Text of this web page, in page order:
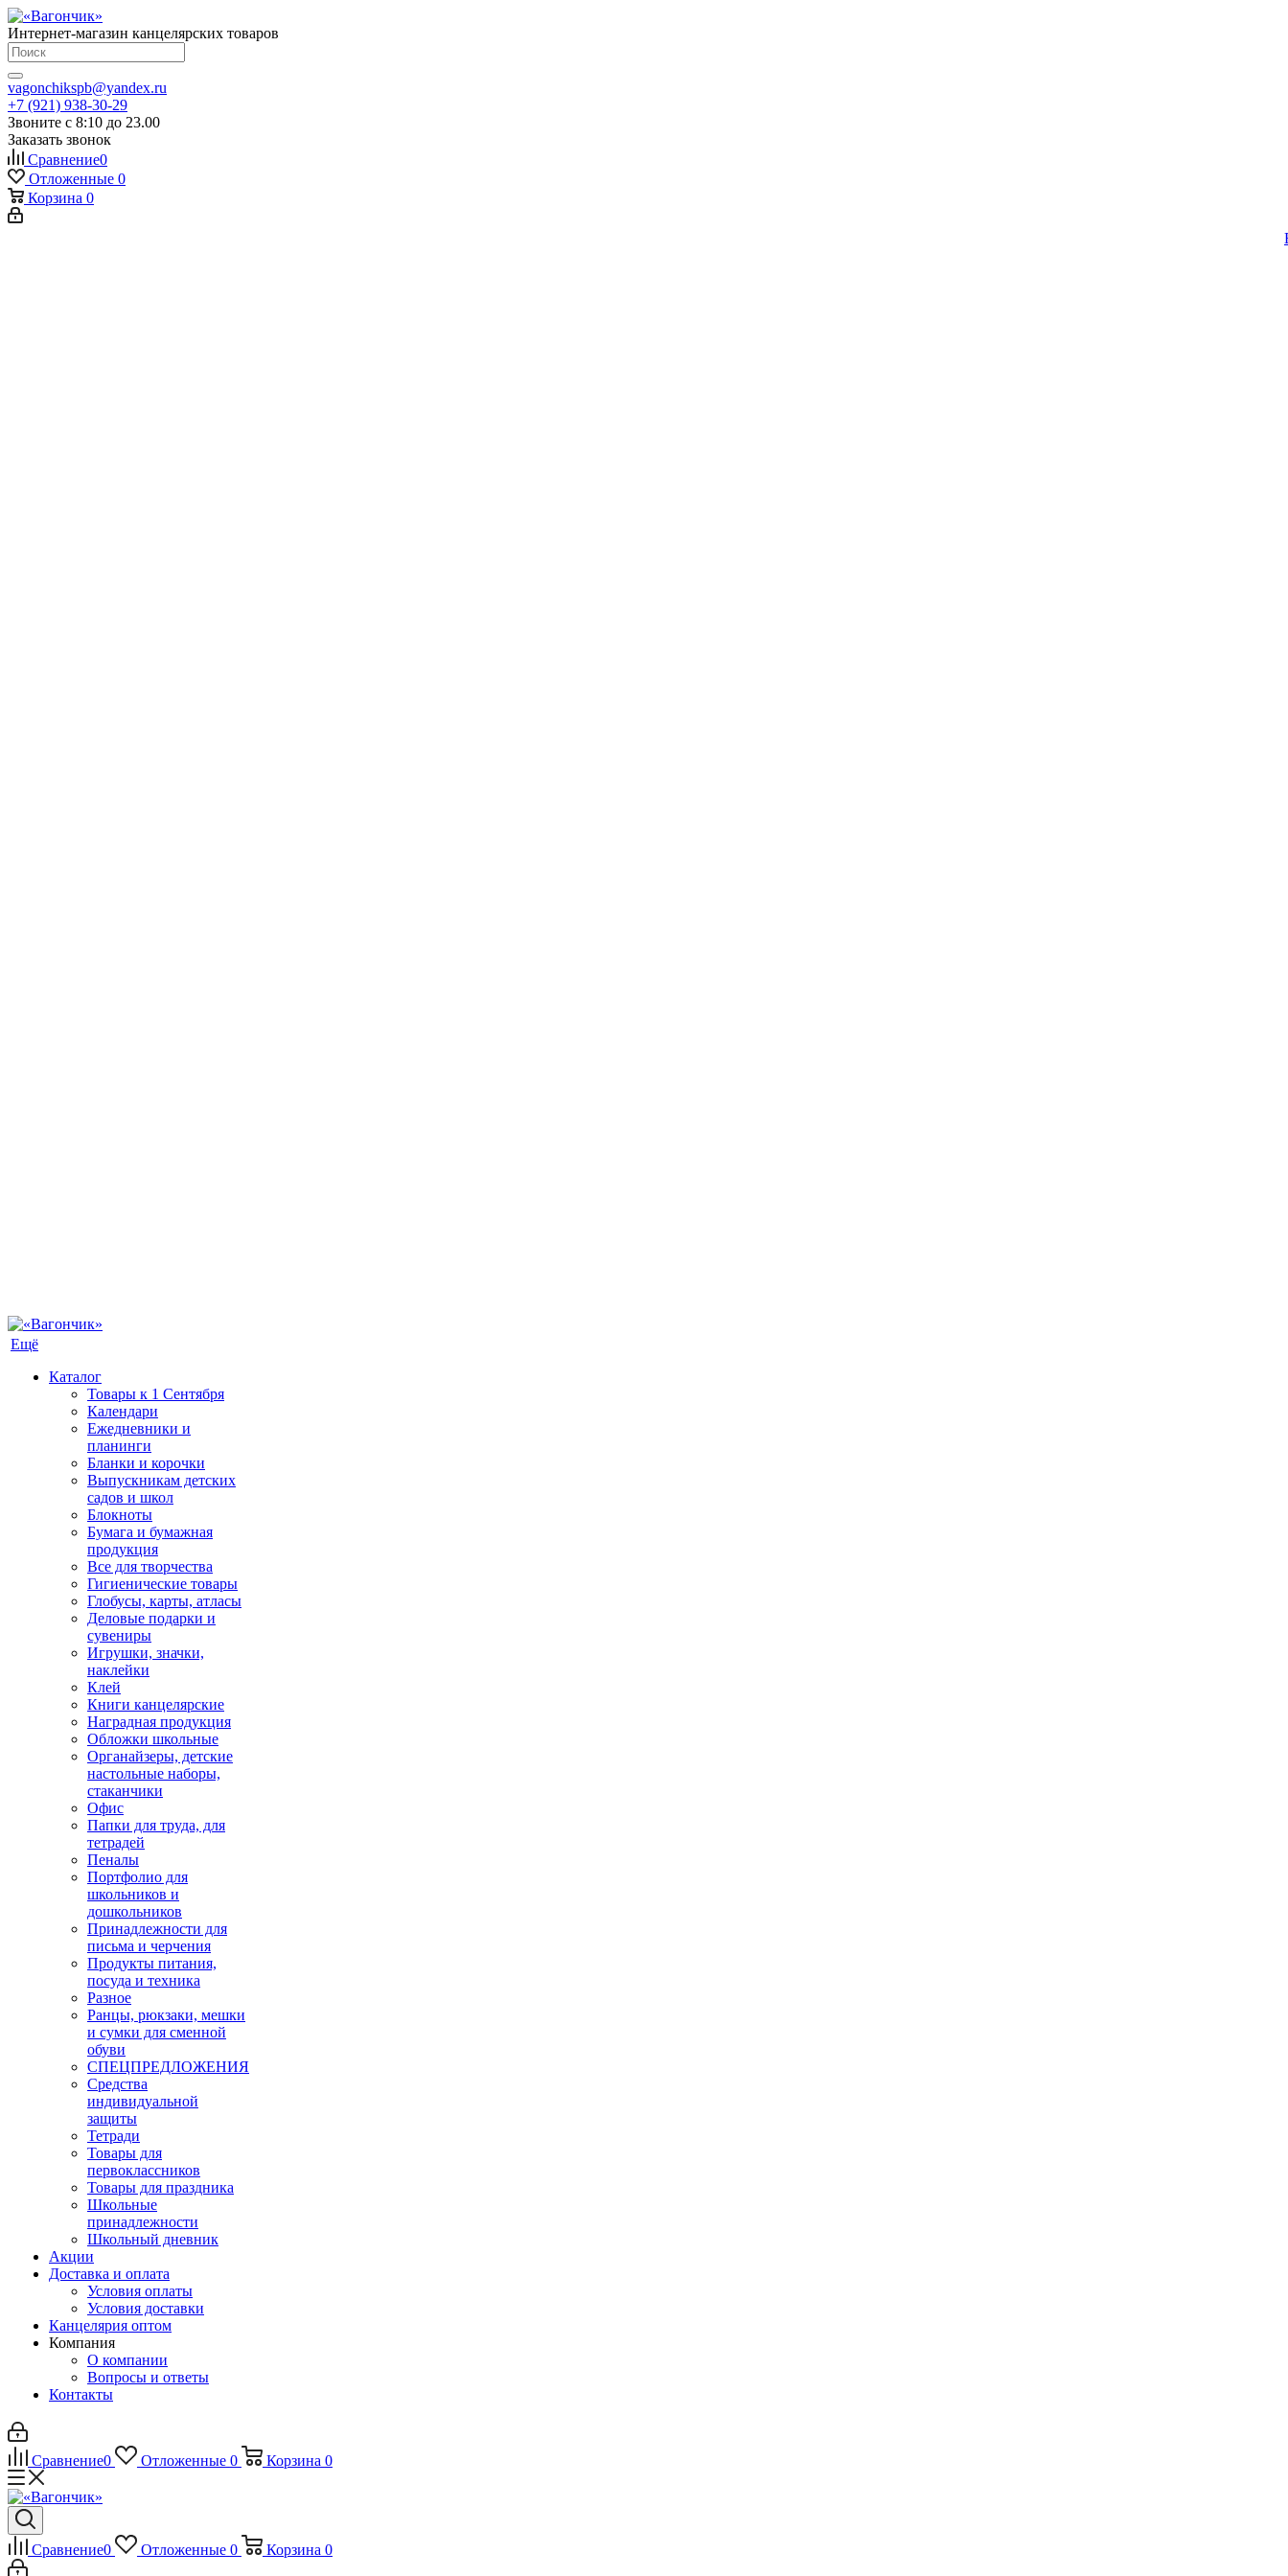
Интернет-магазин канцелярских товаров
vagonchikspb@yandex.ru
+7 (921) 938-30-29
Звоните с 8:10 до 23.00
Заказать звонок
Сравнение0
Отложенные 0
Корзина 0
Ещё
Каталог
Товары к 1 Сентября
Календари
Ежедневники и
планинги
Бланки и корочки
Выпускникам детских
садов и школ
Блокноты
Бумага и бумажная
продукция
Все для творчества
Гигиенические товары
Глобусы, карты, атласы
Деловые подарки и
сувениры
Игрушки, значки,
наклейки
Клей
Книги канцелярские
Наградная продукция
Обложки школьные
Органайзеры, детские
настольные наборы,
стаканчики
Офис
Папки для труда, для
тетрадей
Пеналы
Портфолио для
школьников и
дошкольников
Принадлежности для
письма и черчения
Продукты питания,
посуда и техника
Разное
Ранцы, рюкзаки, мешки
и сумки для сменной
обуви
СПЕЦПРЕДЛОЖЕНИЯ
Средства
индивидуальной
защиты
Тетради
Товары для
первоклассников
Товары для праздника
Школьные
принадлежности
Школьный дневник
Акции
Доставка и оплата
Условия оплаты
Условия доставки
Канцелярия оптом
Компания
О компании
Вопросы и ответы
Контакты
Сравнение0 Отложенные 0 Корзина 0
Сравнение0 Отложенные 0 Корзина 0